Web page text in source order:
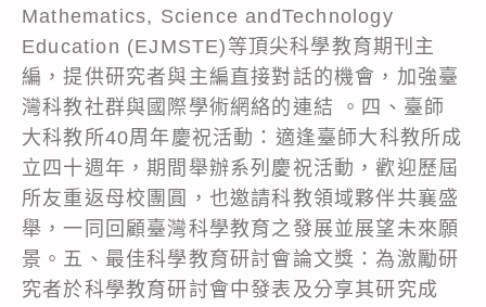
Mathematics, Science andTechnology
Education (EJMSTE)等頂尖科學教育期刊主
編，提供研究者與主編直接對話的機會，加強臺
灣科教社群與國際學術網絡的連結 。四、臺師
大科教所40周年慶祝活動：適逢臺師大科教所成
立四十週年，期間舉辦系列慶祝活動，歡迎歷屆
所友重返母校團圓，也邀請科教領域夥伴共襄盛
舉，一同回顧臺灣科學教育之發展並展望未來願
景。五、最佳科學教育研討會論文獎：為激勵研
究者於科學教育研討會中發表及分享其研究成